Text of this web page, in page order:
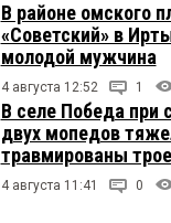
В районе омского
«Советский» в
молодой мужчина
4 августа 12:52 1
В селе Победа при
двух мопедов
травмированы
4 августа 11:41 0